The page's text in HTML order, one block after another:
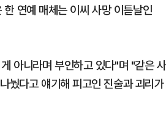
연예 매체는 이씨 사망 이튿날인
아니라며 부인하고 있다"며 "같은 사
눴다고 얘기해 피고인 진술과 괴리가